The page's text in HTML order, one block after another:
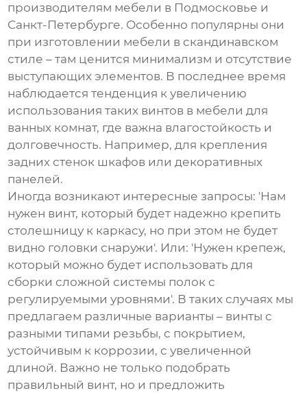
производителям мебели в Подмосковье и
Санкт-Петербурге. Особенно популярны они
при изготовлении мебели в скандинавском
стиле – там ценится минимализм и отсутствие
выступающих элементов. В последнее время
наблюдается тенденция к увеличению
использования таких винтов в мебели для
ванных комнат, где важна влагостойкость и
долговечность. Например, для крепления
задних стенок шкафов или декоративных
панелей.
Иногда возникают интересные запросы: 'Нам
нужен винт, который будет надежно крепить
столешницу к каркасу, но при этом не будет
видно головки снаружи'. Или: 'Нужен крепеж,
который можно будет использовать для
сборки сложной системы полок с
регулируемыми уровнями'. В таких случаях мы
предлагаем различные варианты – винты с
разными типами резьбы, с покрытием,
устойчивым к коррозии, с увеличенной
длиной. Важно не только подобрать
правильный винт, но и предложить